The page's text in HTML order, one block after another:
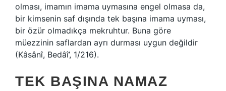
olması, imamın imama uymasına engel olmasa da,
bir kimsenin saf dışında tek başına imama uyması,
bir özür olmadıkça mekruhtur. Buna göre
müezzinin saflardan ayrı durması uygun değildir
(Kâsânî, Bedâî’, 1/216).
TEK BAŞINA NAMAZ